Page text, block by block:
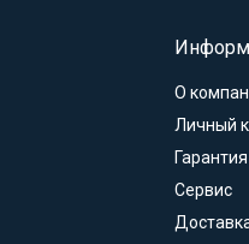
О
Личный
Гарантия
Сервис